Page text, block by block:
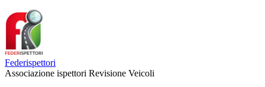
Federispettori
Associazione ispettori Revisione Veicoli